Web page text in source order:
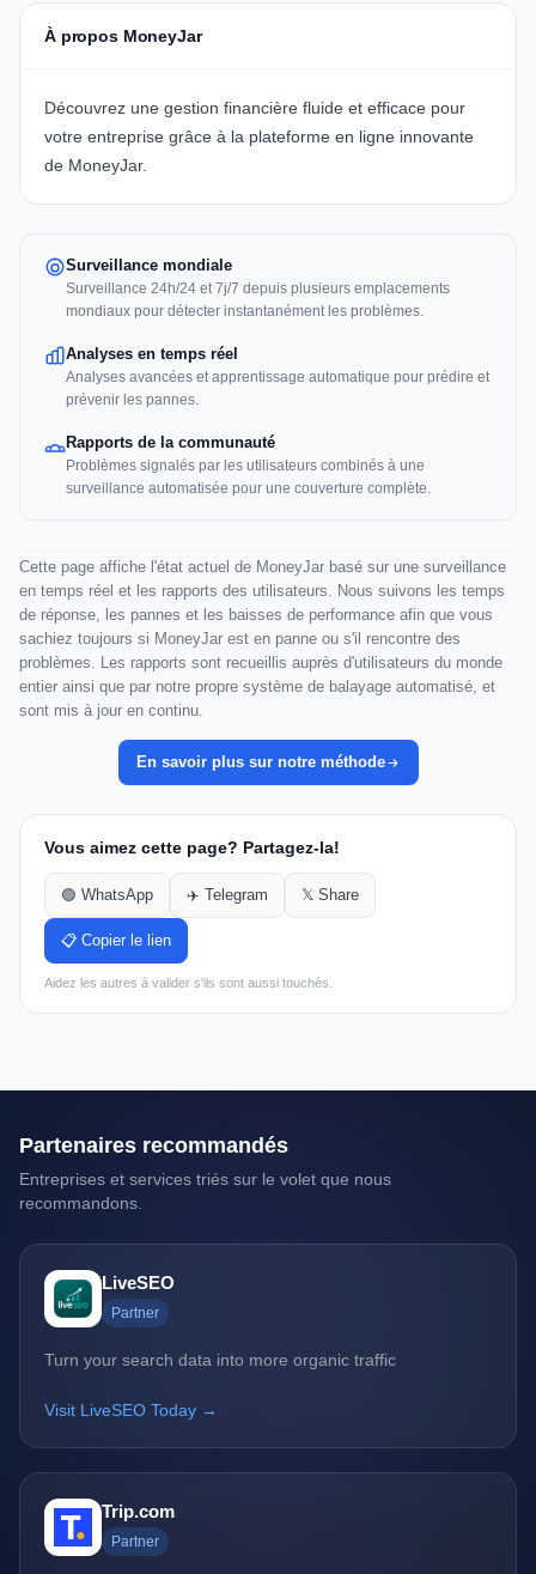
À propos MoneyJar
Découvrez une gestion financière fluide et efficace pour
votre entreprise grâce à la plateforme en ligne innovante
de MoneyJar.
Surveillance mondiale
Surveillance 24h/24 et 7j/7 depuis plusieurs emplacements
mondiaux pour détecter instantanément les problèmes.
Analyses en temps réel
Analyses avancées et apprentissage automatique pour prédire et
prévenir les pannes.
Rapports de la communauté
Problèmes signalés par les utilisateurs combinés à une
surveillance automatisée pour une couverture complète.
Cette page affiche l'état actuel de MoneyJar basé sur une surveillance
en temps réel et les rapports des utilisateurs. Nous suivons les temps
de réponse, les pannes et les baisses de performance afin que vous
sachiez toujours si MoneyJar est en panne ou s'il rencontre des
problèmes. Les rapports sont recueillis auprès d'utilisateurs du monde
entier ainsi que par notre propre système de balayage automatisé, et
sont mis à jour en continu.
En savoir plus sur notre méthode
Vous aimez cette page? Partagez-la!
🟢 WhatsApp ✈️ Telegram 𝕏 Share
📋 Copier le lien
Aidez les autres à valider s'ils sont aussi touchés.
Partenaires recommandés
Entreprises et services triés sur le volet que nous
recommandons.
LiveSEO
Partner
Turn your search data into more organic traffic
Visit LiveSEO Today →
Trip.com
Partner